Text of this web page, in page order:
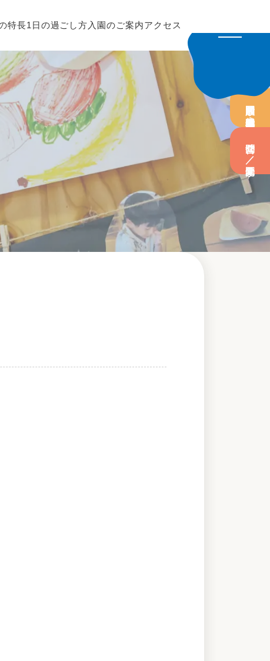
特長1日の過ごし方 入園のご案内アクセス
園開放／未就園児教室
問合せ／園見学